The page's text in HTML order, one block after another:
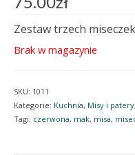
Zestaw trzech
Brak w magazynie
SKU: 1011
Kategorie: Kuchnia, Misy i patery,
Tagi: czerwona, mak, misa,